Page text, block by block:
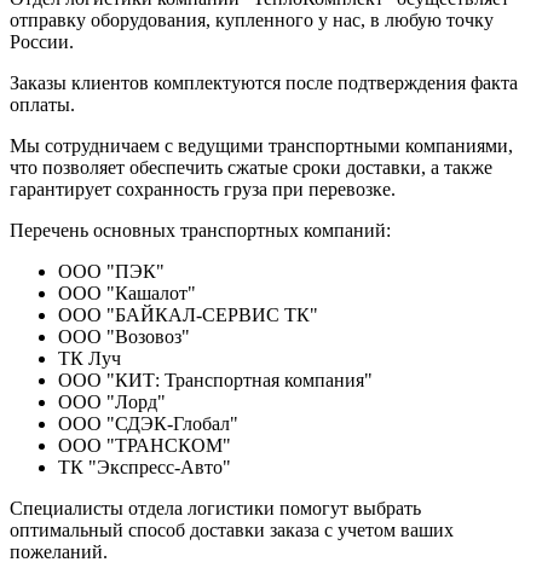
отправку оборудования, купленного у нас, в любую точку
России.
Заказы клиентов комплектуются после подтверждения факта
оплаты.
Мы сотрудничаем с ведущими транспортными компаниями,
что позволяет обеспечить сжатые сроки доставки, а также
гарантирует сохранность груза при перевозке.
Перечень основных транспортных компаний:
ООО "ПЭК"
ООО "Кашалот"
ООО "БАЙКАЛ-СЕРВИС ТК"
ООО "Возовоз"
ТК Луч
ООО "КИТ: Транспортная компания"
ООО "Лорд"
ООО "СДЭК-Глобал"
ООО "ТРАНСКОМ"
ТК "Экспресс-Авто"
Специалисты отдела логистики помогут выбрать
оптимальный способ доставки заказа с учетом ваших
пожеланий.